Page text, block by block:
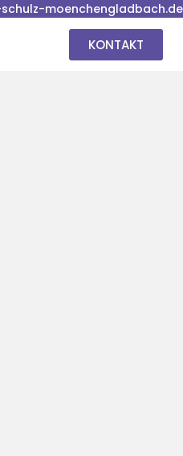
moenchengladbach.de
KONTAKT